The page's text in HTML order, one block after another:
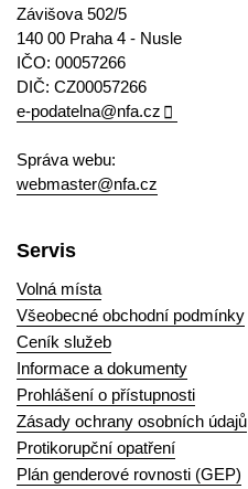
Závišova 502/5
140 00 Praha 4 - Nusle
IČO: 00057266
DIČ: CZ00057266
e-podatelna@nfa.cz
Správa webu:
webmaster@nfa.cz
Servis
Volná místa
Všeobecné obchodní podmínky
Ceník služeb
Informace a dokumenty
Prohlášení o přístupnosti
Zásady ochrany osobních údajů
Protikorupční opatření
Plán genderové rovnosti (GEP)